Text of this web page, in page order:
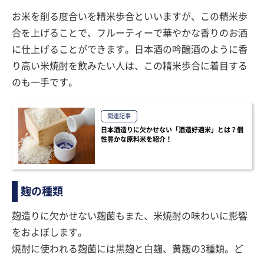
お米を削る度合いを精米歩合といいますが、この精米歩
合を上げることで、フルーティーで華やかな香りのお酒
に仕上げることができます。日本酒の吟醸酒のように香
り高い米焼酎を飲みたい人は、この精米歩合に着目する
のも一手です。
関連記事
日本酒造りに欠かせない「酒造好適米」とは？個
性豊かな原料米を紹介！
麹の種類
麹造りに欠かせない麹菌もまた、米焼酎の味わいに影響
をおよぼします。
焼酎に使われる麹菌には黒麹と白麹、黄麹の3種類。ど